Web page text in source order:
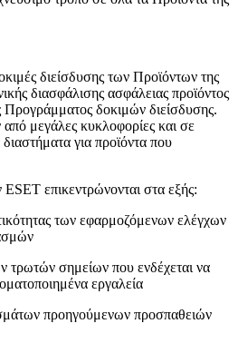
διείσδυσης των Προϊόντων της
διασφάλισης ασφάλειας προϊόντος
Προγράμματος δοκιμών διείσδυσης.
από μεγάλες κυκλοφορίες και σε
για προϊόντα που
επικεντρώνονται στα εξής:
των εφαρμοζόμενων ελέγχων
τρωτών σημείων που ενδέχεται να
εργαλεία
προηγούμενων προσπαθειών